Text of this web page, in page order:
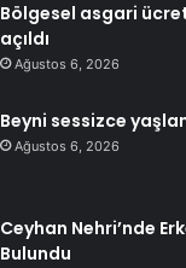
Bölgesel asgari
açıldı
Ağustos 6, 2026
Beyni sessizce
Ağustos 6, 2026
Ceyhan Nehri’nde
Bulundu